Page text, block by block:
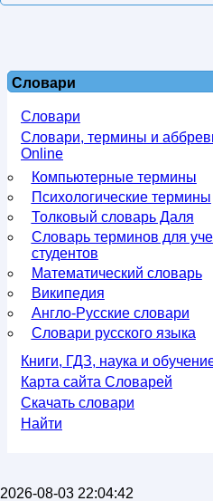
Словари
Словари
Словари, термины и
Online
Компьютерные термины
Психологические термины
Толковый словарь Даля
Словарь терминов для
студентов
Математический словарь
Википедия
Англо-Русские словари
Словари русского языка
Книги, ГДЗ, наука и
Карта сайта Словарей
Скачать словари
Найти
2026-08-03 22:04:42